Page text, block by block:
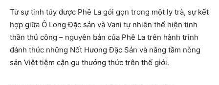
Từ sự tinh túy được Phê La gói gọn trong một ly trà, sự kết
hợp giữa Ô Long Đặc sản và Vani tự nhiên thể hiện tinh
thần thủ công – nguyên bản của Phê La trên hành trình
đánh thức những Nốt Hương Đặc Sản và nâng tầm nông
sản Việt tiệm cận gu thưởng thức trên thế giới.